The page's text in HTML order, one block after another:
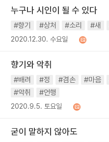
누구나 시인이 될 수 있다
#향기 #상처 #소리 #새
2020.12.30. 수요일
향기와 악취
#배려 #정 #겸손 #마음
#악취
#언행
2020.9.5. 토요일
굳이 말하지 않아도